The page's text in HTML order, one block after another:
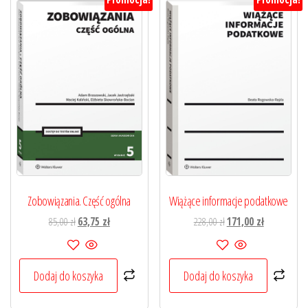
Zobowiązania. Część ogólna
85,00złPierwotna
cena
wynosiła:
85,00 zł.
63,75 złAktualna
63,75 zł.
Dodaj do koszyka
Wiążące informacje podatkowe
228,00złPierwotna
cena
wynosiła:
228,00 zł.
171,00 złAktualna
171,00 zł.
Dodaj do koszyka